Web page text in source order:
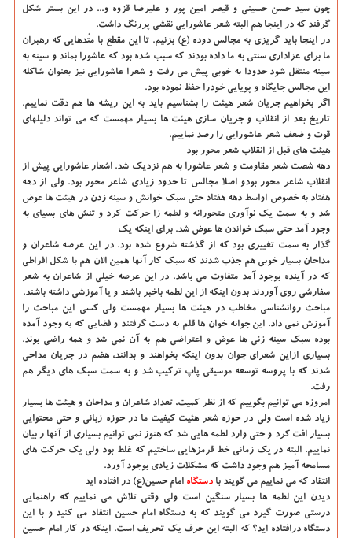
چون سید حسن حسینی و قیصر امین پور و علیرضا قزوه و... در این بستر شکل
گرفند که در اینجا هم البته شعر عاشورایی نقشی پررنگ داشت.
در اینجا باید گریزی به مجالس دوده (ع) بزنیم. تا این مقطع با متُدهایی که رهبران
ما برای عزاداری سنتی به ما داده بودند که سبب شده بود که عاشورا بماند و سینه به
سینه منتقل شود حدودا به خوبی پیش می رفت و شعرا عاشورایی نیز بعنوان شاکله
این مجالس جایگاه و پویایی خودرا حفظ نموده بود.
اگر بخواهیم جریان شعر هیئت را بشناسیم باید به این ریشه ها هم دقت نماییم.
تاریخ بعد از انقلاب و جریان سازی هیئت ها بسیار مهمست که می تواند دلیلهای
قوت و ضعف شعر عاشورایی را رصد نماییم.
هیئت های قبل از انقلاب شعر محور بود
دهه شصت شعر مقاومت و شعر عاشورا به هم نزدیک شد. اشعار عاشورایی پیش از
انقلاب شاعر محور بودو اصلا مجالس تا حدود زیادی شاعر محور بود. ولی از دهه
هفتاد به خصوص اواسط دهه هفتاد حتی سبک خوانش و سینه زدن در هیئت ها عوض
شد و به سمت یک نوآوری متحورانه و لطمه زا حرکت کرد و تنش های بسیای به
وجود آمد حتی سبک خواندن ها عوض شد. برای اینکه یک
گذار به سمت تغییری بود که از گذشته شروع شده بود. در این عرصه شاعران و
مداحان بسیار خوبی هم جذب شدند که سبک کار آنها همین الان هم با شکل افراطی
که در آینده بوجود آمد متفاوت می باشد. در این عرصه خیلی از شاعران به شعر
سفارشی روی آوردند بدون اینکه از این لطمه باخبر باشند و یا آموزشی داشته باشند.
مباحث روانشناسی مخاطب در هیئت ها بسیار مهمست ولی کسی این مباحث را
آموزش نمی داد. این جوانه خوان ها قلم به دست گرفتند و فضایی که به وجود آمده
بوده سبک سینه زنی ها عوض و اعتراضی هم به آن نمی شد و همه راضی بوند.
بسیاری ازاین شعرای جوان بدون اینکه بخواهند و بدانند، هضم در جریان مداحی
شدند که با پروسه توسعه موسیقی پاپ ترکیب شد و به سمت سبک های دیگر هم
رفت.
امروزه می توانیم بگوییم که از نظر کمیت، تعداد شاعران و مداحان و هیئت ها بسیار
زیاد شده است ولی در حوزه شعر هئیت کیفیت ما در حوزه زبانی و حتی محتوایی
بسیار افت کرد و حتی وارد لطمه هایی شد که هنوز نمی توانیم بسیاری از آنها ر بیان
نماییم. البته در یک زمانی خط قرمزهایی ساختیم که غلط بود ولی یک حرکت های
مسامحه آمیز هم وجود داشت که مشکلات زیادی بوجود آورد.
انتقاد که می نماییم می گویند با دستگاه امام حسین(ع) در افتاده اید
دیدن این لطمه ها بسیار سنگین است ولی وقتی تلاش می نماییم که راهنمایی
درستی صورت گیرد می گویند که به دستگاه امام حسین انتقاد می کنید و با این
دستگاه درافتاده اید؟ که البته این حرف یک تحریف است. اینکه در کار امام حسین